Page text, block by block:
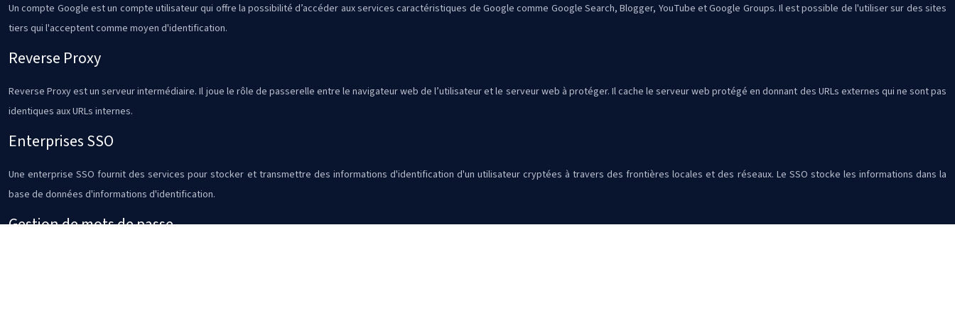
Un compte Google est un compte utilisateur qui offre la possibilité d’accéder aux services caractéristiques de Google comme Google Search, Blogger, YouTube et Google Groups. Il est possible de l'utiliser sur des sites
tiers qui l'acceptent comme moyen d'identification.
Reverse Proxy
Reverse Proxy est un serveur intermédiaire. Il joue le rôle de passerelle entre le navigateur web de l’utilisateur et le serveur web à protéger. Il cache le serveur web protégé en donnant des URLs externes qui ne sont pas
identiques aux URLs internes.
Enterprises SSO
Une enterprise SSO fournit des services pour stocker et transmettre des informations d'identification d'un utilisateur cryptées à travers des frontières locales et des réseaux. Le SSO stocke les informations dans la
base de données d'informations d'identification.
Gestion de mots de passe